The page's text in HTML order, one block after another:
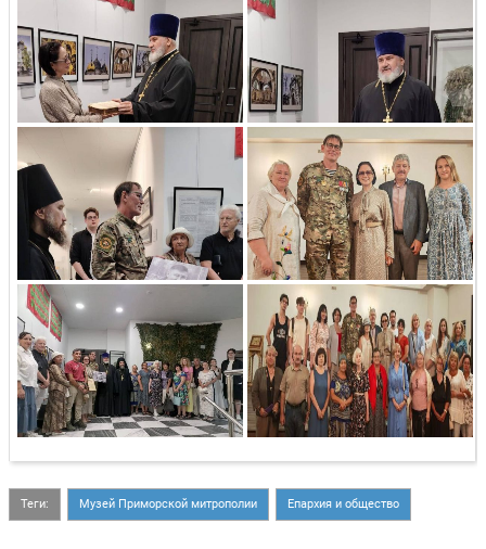
Теги: Музей Приморской митрополии Епархия и общество